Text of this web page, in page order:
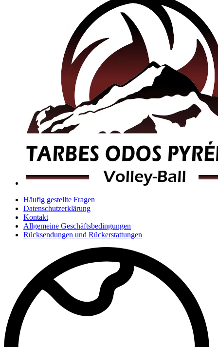
Häufig gestellte Fragen
Datenschutzerklärung
Kontakt
Allgemeine Geschäftsbedingungen
Rücksendungen und Rückerstattungen